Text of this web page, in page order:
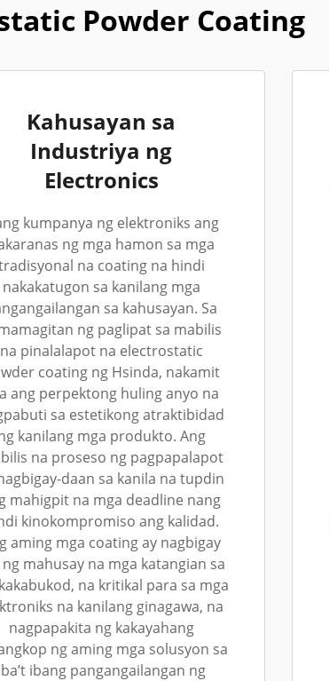
Powder Coating
Kahusayan sa
Industriya ng
Electronics
kumpanya ng elektroniks ang
ng mga hamon sa mga
na coating na hindi
nakakatugon sa kanilang mga
sa kahusayan. Sa
ng paglipat sa mabilis
na pinalalapot na electrostatic
coating ng Hsinda, nakamit
ang perpektong huling anyo na
sa estetikong atraktibidad
kanilang mga produkto. Ang
na proseso ng pagpapalapot
daan sa kanila na tupdin
mahigpit na mga deadline nang
kinokompromiso ang kalidad.
aming mga coating ay nagbigay
mahusay na mga katangian sa
na kritikal para sa mga
na kanilang ginagawa, na
nagpapakita ng kakayahang
ng aming mga solusyon sa
ibang pangangailangan ng